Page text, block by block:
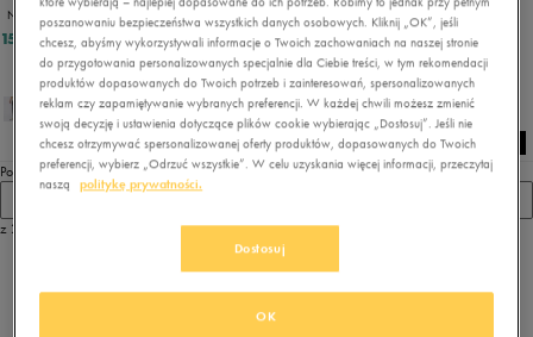
NIKE LEGGINGS M PRO DRI-FIT TIGHT
152,99 zł
NIKE SPODNIE DRI-FIT
199,99 zł
159,99 zł
165,99 zł- najniższa cena
Pokaż
z 2
z1
poszanowaniu bezpieczeństwa wszystkich danych osobowych. Kliknij „OK”, jeśli
chcesz, abyśmy wykorzystywali informacje o Twoich zachowaniach na naszej stronie
do przygotowania personalizowanych specjalnie dla Ciebie treści, w tym rekomendacji
produktów dopasowanych do Twoich potrzeb i zainteresowań, spersonalizowanych
reklam czy zapamiętywanie wybranych preferencji. W każdej chwili możesz zmienić
swoją decyzję i ustawienia dotyczące plików cookie wybierając „Dostosuj”. Jeśli nie
chcesz otrzymywać spersonalizowanej oferty produktów, dopasowanych do Twoich
preferencji, wybierz „Odrzuć wszystkie”. W celu uzyskania więcej informacji, przeczytaj
naszą
politykę prywatności.
Dostosuj
OK